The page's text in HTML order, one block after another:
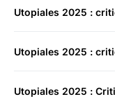
Utopiales 2025 :
Utopiales 2025 :
Utopiales 2025 :